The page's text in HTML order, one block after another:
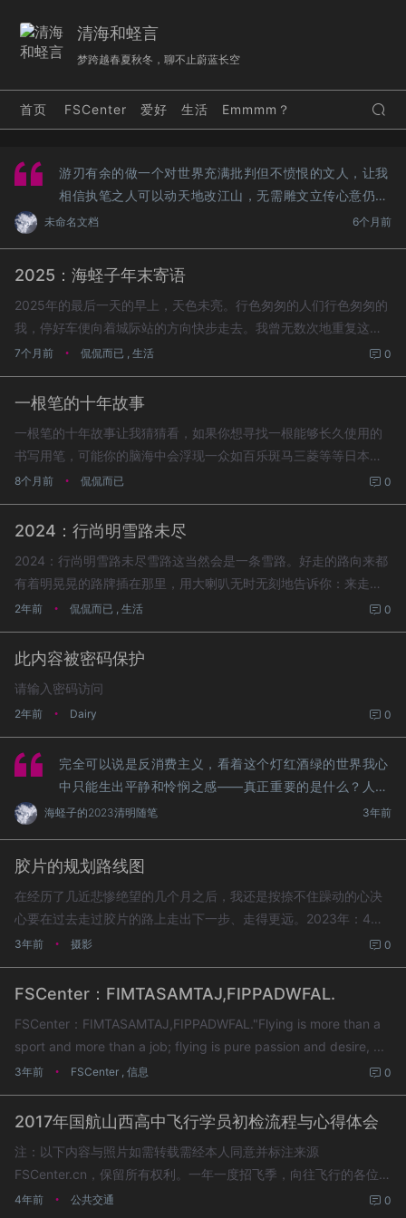
清海和蛏言
梦跨越春夏秋冬，聊不止蔚蓝长空
首页 FSCenter 爱好 生活 Emmmm？
游刃有余的做一个对世界充满批判但不愤恨的文人，让我
相信执笔之人可以动天地改江山，无需雕文立传心意仍可
传承。
未命名文档 6个月前
2025：海蛏子年末寄语
2025年的最后一天的早上，天色未亮。行色匆匆的人们行色匆匆的
我，停好车便向着城际站的方向快步走去。我曾无数次地重复这一
动作。深冬日的太阳总是藏着掖着，本来该迎来光明的时刻此时却
是那么寒冷彻骨。迎着风站在上站台的电梯上，一旁的老京沪线...
7个月前 • 侃侃而已 , 生活 0
一根笔的十年故事
一根笔的十年故事让我猜猜看，如果你想寻找一根能够长久使用的
书写用笔，可能你的脑海中会浮现一众如百乐斑马三菱等等日本品
牌的产品或者是施打头两个德国品牌的产品。可能我的选择有点另
类但也其实可以理解，这就是我这里想聊聊的这根跟了我十年、熟
悉...
8个月前 • 侃侃而已 0
2024：行尚明雪路未尽
2024：行尚明雪路未尽雪路这当然会是一条雪路。好走的路向来都
有着明晃晃的路牌插在那里，用大喇叭无时无刻地告诉你：来走我
这边吧！于是，角落里泥泞小路通往大雪纷飞山崖的便这么无人问
津起来。了解我都朋友都心里有数，相较起一眼看得到头的旅程...
2年前 • 侃侃而已 , 生活 0
此内容被密码保护
请输入密码访问
2年前 • Dairy 0
完全可以说是反消费主义，看着这个灯红酒绿的世界我心
中只能生出平静和怜悯之感——真正重要的是什么？人生
的意义又是什么？我们在乎的一切真的值得那么在乎并乃
人。同样很重要的是，可以用钱解决的问题永远不会是大
问题，那些用钱解决不了的事情才会真正使人刻骨铭心。
短短...
海蛏子的2023清明随笔 3年前
胶片的规划路线图
在经历了几近悲惨绝望的几个月之后，我还是按捺不住躁动的心决
心要在过去走过胶片的路上走出下一步、走得更远。2023年：4月
初步具有黑白放大能力如有可能，年内拥有彩色放大能力2024年：
拥有黑白冲洗能力远期具有彩色负片及反转片的冲洗能力
3年前 • 摄影 0
FSCenter：FIMTASAMTAJ,FIPPADWFAL.
FSCenter：FIMTASAMTAJ,FIPPADWFAL."Flying is more than a
sport and more than a job; flying is pure passion and desire, ...
3年前 • FSCenter, 信息 0
2017年国航山西高中飞行学员初检流程与心得体会
注：以下内容与照片如需转载需经本人同意并标注来源
FSCenter.cn，保留所有权利。一年一度招飞季，向往飞行的各位定
是忙得不亦乐乎。在此献上此文，为后来者铺一条小路。今年的国
4年前 • 公共交通 0